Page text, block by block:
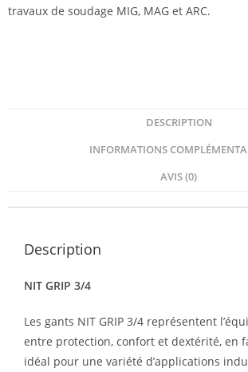
travaux de soudage MIG, MAG et ARC.
DESCRIPTION
INFORMATIONS
AVIS (0)
Description
NIT GRIP 3/4
Les gants NIT GRIP 3/4 représentent
entre protection, confort et dextérité, en
idéal pour une variété d’applications